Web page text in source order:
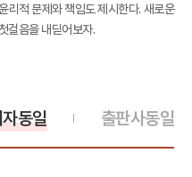
리적 문제와 책임도 제시한다. 새로운
걸음을 내딛어보자.
출판사동일
동일